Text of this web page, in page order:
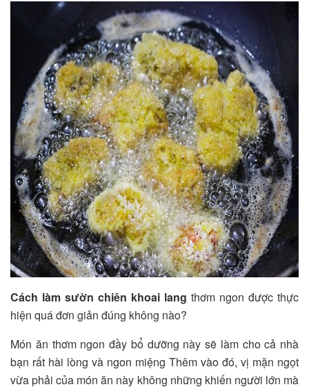
Cách làm sườn chiên khoai lang thơm ngon được thực
hiện quá đơn giản đúng không nào?
Món ăn thơm ngon đầy bổ dưỡng này sẽ làm cho cả nhà
bạn rất hài lòng và ngon miệng Thêm vào đó, vị mặn ngọt
vừa phải của món ăn này không những khiến người lớn mà